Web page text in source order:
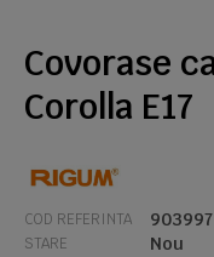
Covorase
Corolla E17
COD REFERINTA 903997
STARE Nou